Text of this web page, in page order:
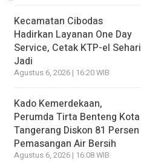
Kecamatan Cibodas
Hadirkan Layanan One Day
Service, Cetak KTP-el Sehari
Jadi
Agustus 6, 2026 | 16:20 WIB
Kado Kemerdekaan,
Perumda Tirta Benteng Kota
Tangerang Diskon 81 Persen
Pemasangan Air Bersih
Agustus 6, 2026 | 16:08 WIB